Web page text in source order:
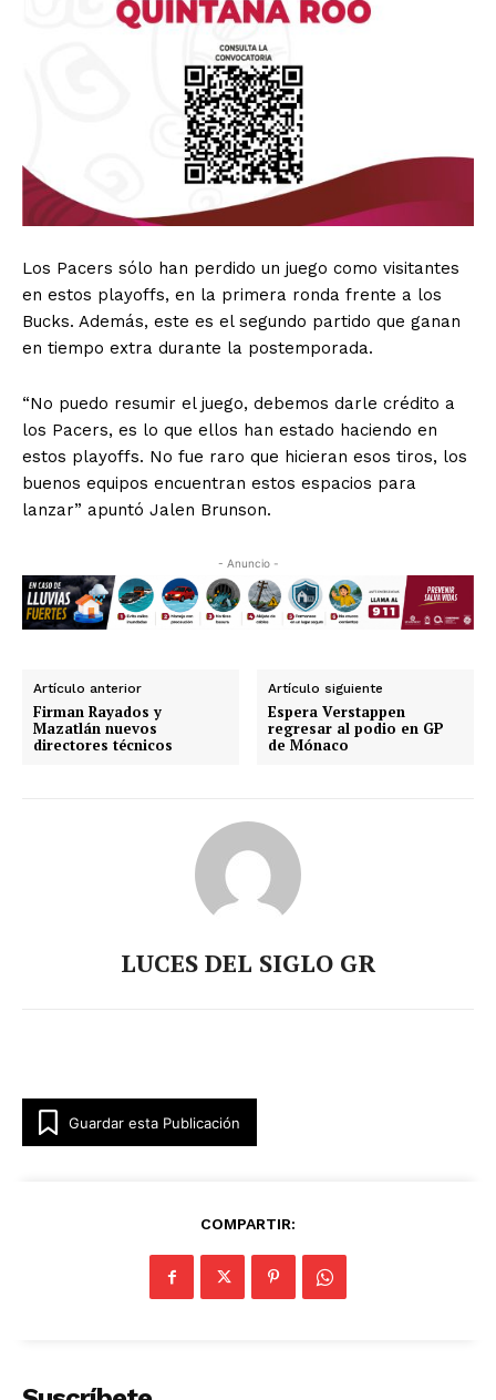
Los Pacers sólo han perdido un juego como visitantes
en estos playoffs, en la primera ronda frente a los
Bucks. Además, este es el segundo partido que ganan
en tiempo extra durante la postemporada.
“No puedo resumir el juego, debemos darle crédito a
los Pacers, es lo que ellos han estado haciendo en
estos playoffs. No fue raro que hicieran esos tiros, los
buenos equipos encuentran estos espacios para
lanzar” apuntó Jalen Brunson.
- Anuncio -
Artículo anterior
Firman Rayados y
Mazatlán nuevos
directores técnicos
Artículo siguiente
Espera Verstappen
regresar al podio en GP
de Mónaco
LUCES DEL SIGLO GR
Guardar esta Publicación
COMPARTIR: